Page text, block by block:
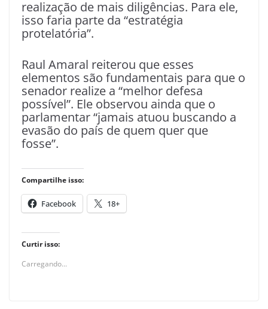
realização de mais diligências. Para ele,
isso faria parte da “estratégia
protelatória”.
Raul Amaral reiterou que esses
elementos são fundamentais para que o
senador realize a “melhor defesa
possível”. Ele observou ainda que o
parlamentar “jamais atuou buscando a
evasão do país de quem quer que
fosse”.
Compartilhe isso:
Facebook 18+
Curtir isso:
Carregando...